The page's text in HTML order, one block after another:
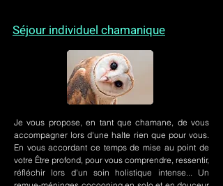
Séjour individuel chamanique
Je vous propose, en tant que chamane, de vous
accompagner lors d'une halte rien que pour vous.
En vous accordant ce temps de mise au point de
votre Être profond, pour vous comprendre, ressentir,
réfléchir lors d'un soin holistique intense... Un